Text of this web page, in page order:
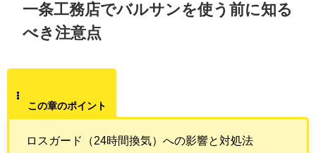
一条工務店でバルサンを使う前に知る
べき注意点
この章のポイント
ロスガード（24時間換気）への影響と対処法